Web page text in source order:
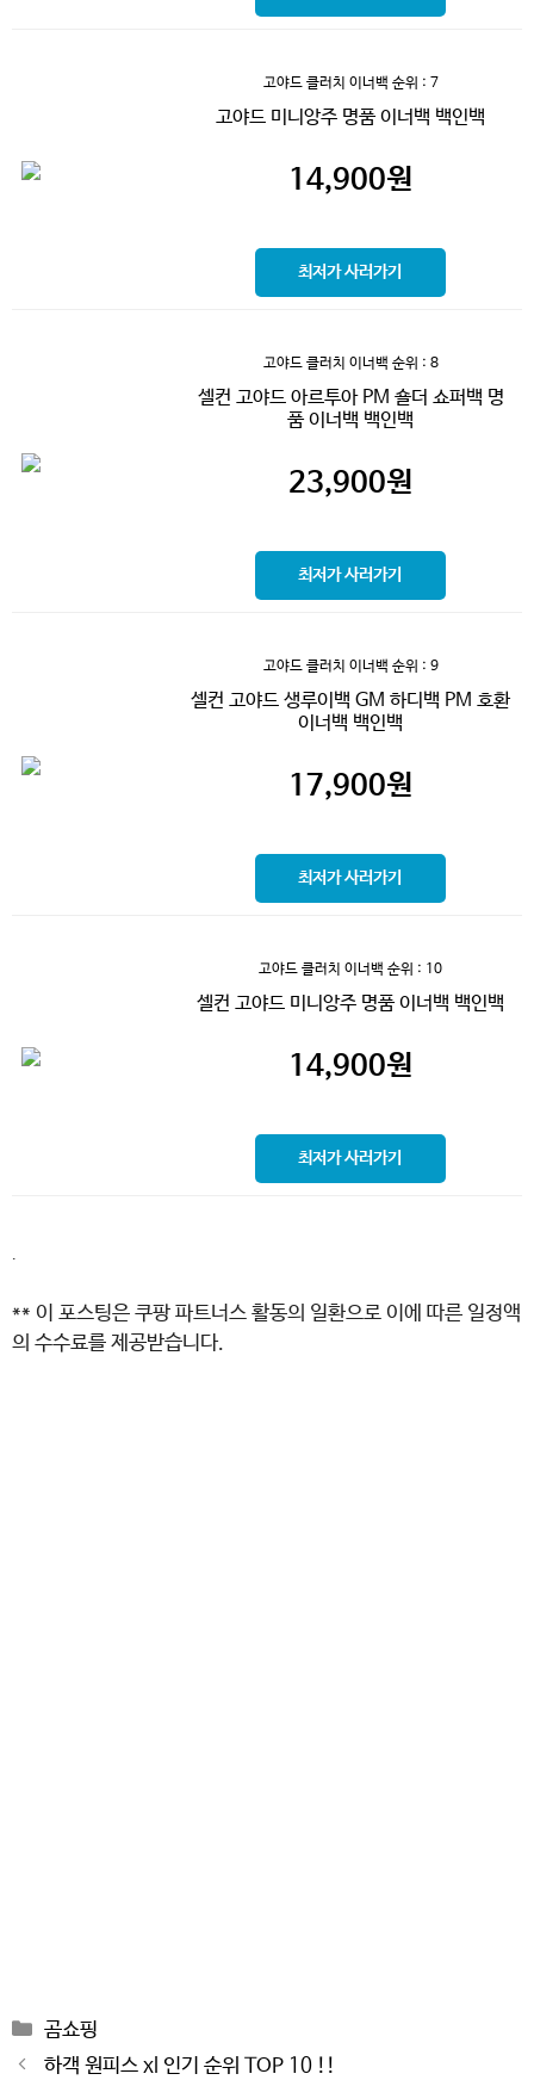
고야드 클러치 이너백 순위 : 7
고야드 미니앙주 명품 이너백 백인백
14,900원
최저가 사러가기
고야드 클러치 이너백 순위 : 8
셀컨 고야드 아르투아 PM 숄더 쇼퍼백 명
품 이너백 백인백
23,900원
최저가 사러가기
고야드 클러치 이너백 순위 : 9
셀컨 고야드 생루이백 GM 하디백 PM 호환
이너백 백인백
17,900원
최저가 사러가기
고야드 클러치 이너백 순위 : 10
셀컨 고야드 미니앙주 명품 이너백 백인백
14,900원
최저가 사러가기
.
** 이 포스팅은 쿠팡 파트너스 활동의 일환으로 이에 따른 일정액
의 수수료를 제공받습니다.
Categories
곰쇼핑
Post하객 원피스 xl 인기 순위 TOP 10 !!